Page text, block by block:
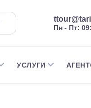
Пн - Пт:
УСЛУГИ